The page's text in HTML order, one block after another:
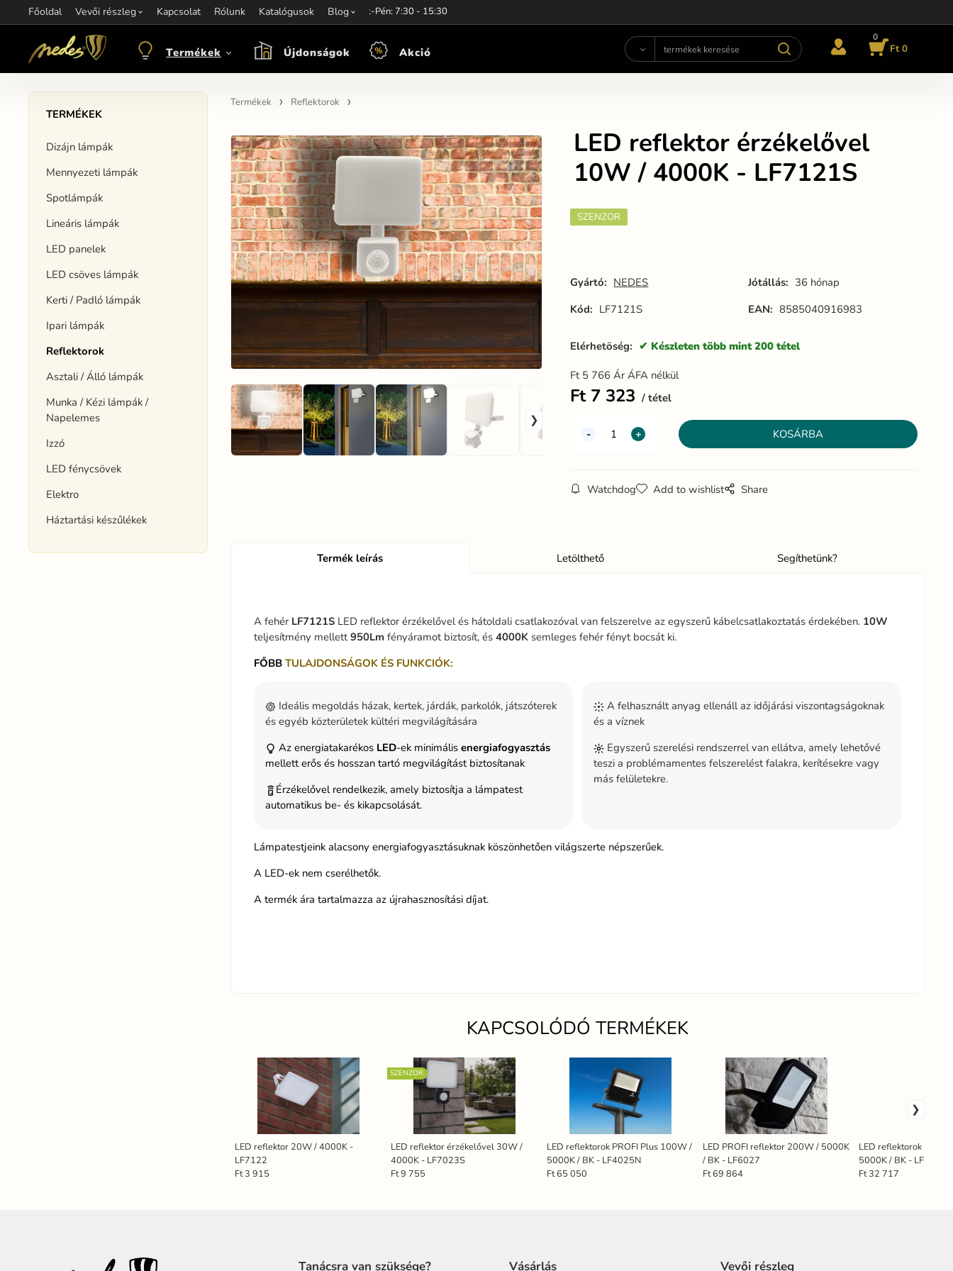
Főoldal Vevői részleg Kapcsolat Rólunk Katalógusok Blog
Információ:objednavkacz@nedes.sk Kapcsolat:+421 907 263 473Munkaidő: Hét-Pén: 7:30 - 15:30
Termékek Újdonságok Akció
0
Ft 0
TERMÉKEK
Dizájn lámpák
Mennyezeti lámpák
Spotlámpák
Lineáris lámpák
LED panelek
LED csöves lámpák
Kerti / Padló lámpák
Ipari lámpák
Reflektorok
Asztali / Álló lámpák
Munka / Kézi lámpák /
Napelemes
Izzó
LED fénycsövek
Elektro
Háztartási készűlékek
Termékek Reflektorok
LED reflektor érzékelővel
10W / 4000K - LF7121S
SZENZOR
Gyártó: NEDES Jótállás: 36 hónap
Kód: LF7121S EAN: 8585040916983
Elérhetöség: Készleten több mint 200 tétel
Ft 5 766 Ár ÁFA nélkül
Ft 7 323 tétel
Watchdog Add to wishlist Share
Termék leírás Letölthető Segíthetünk?
A fehér LF7121SLED reflektor érzékelővel és hátoldali csatlakozóval van felszerelve az egyszerű kábelcsatlakoztatás érdekében. 10W
teljesítmény mellett950Lm fényáramot biztosít, és 4000Ksemleges fehér fényt bocsát ki.
FŐBBTULAJDONSÁGOK ÉS FUNKCIÓK:
Ideális megoldás házak, kertek, járdák, parkolók, játszóterek
és egyéb közterületek kültéri megvilágítására
Az energiatakarékos LED-ek minimális energiafogyasztás
mellett erős és hosszan tartó megvilágítást biztosítanak
Érzékelővel rendelkezik, amely biztosítja a lámpatest
automatikus be- és kikapcsolását.
A felhasznált anyag ellenáll az időjárási viszontagságoknak
és a víznek
Egyszerű szerelési rendszerrel van ellátva, amely lehetővé
teszi a problémamentes felszerelést falakra, kerítésekre vagy
más felületekre.
Lámpatestjeink alacsony energiafogyasztásuknak köszönhetően világszerte népszerűek.
A LED-ek nem cserélhetők.
A termék ára tartalmazza az újrahasznosítási díjat.
KAPCSOLÓDÓ TERMÉKEK
LED reflektor 20W / 4000K -
LF7122
Ft 3 915
LED reflektor érzékelővel 30W /
4000K - LF7023S
SZENZOR
Ft 9 755
LED reflektorok PROFI Plus 100W /
5000K / BK - LF4025N
Ft 65 050
LED PROFI reflektor 200W / 5000K
/ BK - LF6027
Ft 69 864
LED reflektorok
5000K / BK - LF4024N
Ft 32 717
Tanácsra van szüksége? Vásárlás Vevői részleg